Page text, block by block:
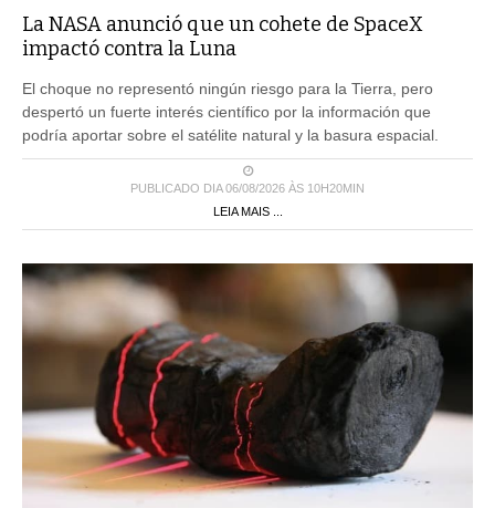
La NASA anunció que un cohete de SpaceX
impactó contra la Luna
El choque no representó ningún riesgo para la Tierra, pero
despertó un fuerte interés científico por la información que
podría aportar sobre el satélite natural y la basura espacial.
PUBLICADO DIA 06/08/2026 ÀS 10H20MIN
LEIA MAIS ...